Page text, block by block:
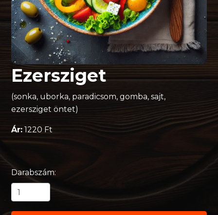
Ezersziget
(sonka, uborka, paradicsom, gomba, sajt,
ezersziget öntet)
Ár: 1220 Ft
Darabszám: